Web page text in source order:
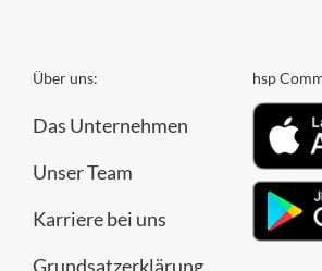
Über uns:
Das Unternehmen
Unser Team
Karriere bei uns
Grundsatzerklärung
hsp